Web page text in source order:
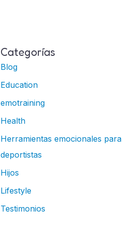
Categorías
Blog
Education
emotraining
Health
Herramientas emocionales para
deportistas
Hijos
Lifestyle
Testimonios